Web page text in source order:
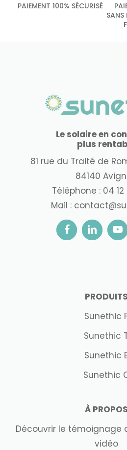
PAIEMENT 100% SÉCURISÉ
Le solaire en
plus
81 rue du Traité de
84140
Téléphone : 04
Mail :
PRODUITS
Sunethic
Sunethic
Sunethic
Sunethic
À PROPOS
Découvrir le témoignage
vidéo